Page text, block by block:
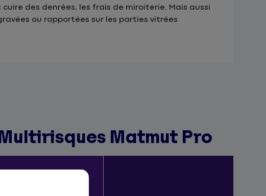
des denrées, les frais de miroiterie. Mais aussi
ou rapportées sur les parties vitrées
Matmut Pro